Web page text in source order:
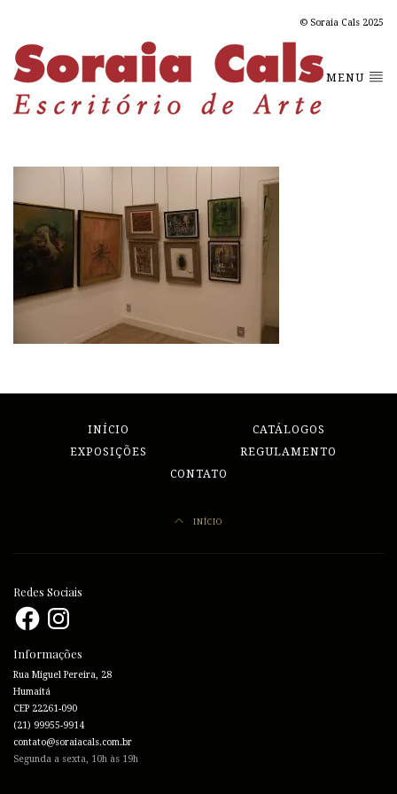
© Soraia Cals 2025
MENU
INÍCIO
CATÁLOGOS
EXPOSIÇÕES
REGULAMENTO
CONTATO
INÍCIO
Redes Sociais
FacebookInstagram
Informações
Rua Miguel Pereira, 28
Humaitá
CEP 22261-090
(21) 99955-9914
contato@soraiacals.com.br
Segunda a sexta, 10h às 19h